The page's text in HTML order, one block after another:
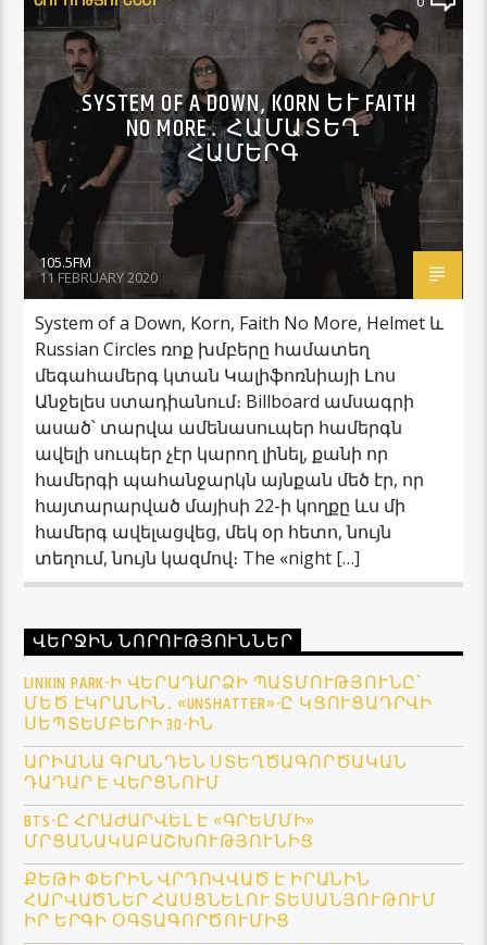
SYSTEM OF A DOWN, KORN ԵՒ FAITH N
O MORE․ ՀԱՄԱՏԵՂ Հ
ԱՄԵՐԳ
105.5FM
11 FEBRUARY 2020
System of a Down, Korn, Faith No More, Helmet և
Russian Circles ռոք խմբերը համատեղ
մեգահամերգ կտան Կալիֆոռնիայի Լոս
Անջելես ստադիանում։ Billboard ամսագրի
ասած՝ տարվա ամենասուպեր համերգն
ավելի սուպեր չէր կարող լինել, քանի որ
համերգի պահանջարկն այնքան մեծ էր, որ
հայտարարված մայիսի 22-ի կողքը ևս մի
համերգ ավելացվեց, մեկ օր հետո, նույն
տեղում, նույն կազմով։ The «night […]
ՎԵՐՋԻՆ ՆՈՐՈՒԹՅՈՒՆՆԵՐ
LINKIN PARK-Ի ՎԵՐԱԴԱՐՁԻ ՊԱՏՄՈՒԹՅՈՒՆԸ՝
ՄԵԾ ԷԿՐԱՆԻՆ․ «UNSHATTER»-Ը ԿՑՈՒՑԱԴՐՎԻ
ՍԵՊՏԵՄԲԵՐԻ 30-ԻՆ
ԱՐԻԱՆԱ ԳՐԱՆԴԵՆ ՍՏԵՂԾԱԳՈՐԾԱԿԱՆ
ԴԱԴԱՐ Է ՎԵՐՑՆՈՒՄ
BTS-Ը ՀՐԱԺԱՐՎԵԼ Է «ԳՐԵՄՄԻ»
ՄՐՑԱՆԱԿԱԲԱՇԽՈՒԹՅՈՒՆԻՑ
ՔԵԹԻ ՓԵՐԻՆ ՎՐԴՈՎՎԱԾ Է ԻՐԱՆԻՆ
ՀԱՐՎԱԾՆԵՐ ՀԱՍՑՆԵԼՈՒ ՏԵՍԱՆՅՈՒԹՈՒՄ
ԻՐ ԵՐԳԻ ՕԳՏԱԳՈՐԾՈՒՄԻՑ